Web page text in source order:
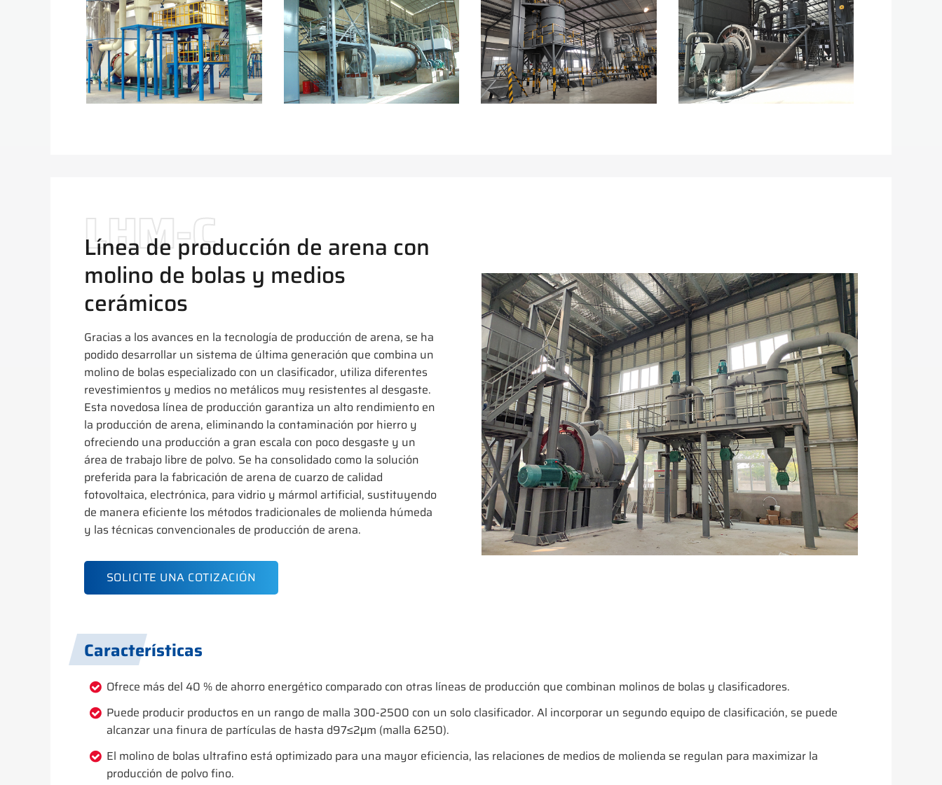
LHM-C
Línea de producción de arena con
molino de bolas y medios
cerámicos
Gracias a los avances en la tecnología de producción de arena, se ha
podido desarrollar un sistema de última generación que combina un
molino de bolas especializado con un clasificador, utiliza diferentes
revestimientos y medios no metálicos muy resistentes al desgaste.
Esta novedosa línea de producción garantiza un alto rendimiento en
la producción de arena, eliminando la contaminación por hierro y
ofreciendo una producción a gran escala con poco desgaste y un
área de trabajo libre de polvo. Se ha consolidado como la solución
preferida para la fabricación de arena de cuarzo de calidad
fotovoltaica, electrónica, para vidrio y mármol artificial, sustituyendo
de manera eficiente los métodos tradicionales de molienda húmeda
y las técnicas convencionales de producción de arena.
SOLICITE UNA COTIZACIÓN
Características
Ofrece más del 40 % de ahorro energético comparado con otras líneas de producción que combinan molinos de bolas y clasificadores.
Puede producir productos en un rango de malla 300-2500 con un solo clasificador. Al incorporar un segundo equipo de clasificación, se puede
alcanzar una finura de partículas de hasta d97≤2μm (malla 6250).
El molino de bolas ultrafino está optimizado para una mayor eficiencia, las relaciones de medios de molienda se regulan para maximizar la
producción de polvo fino.